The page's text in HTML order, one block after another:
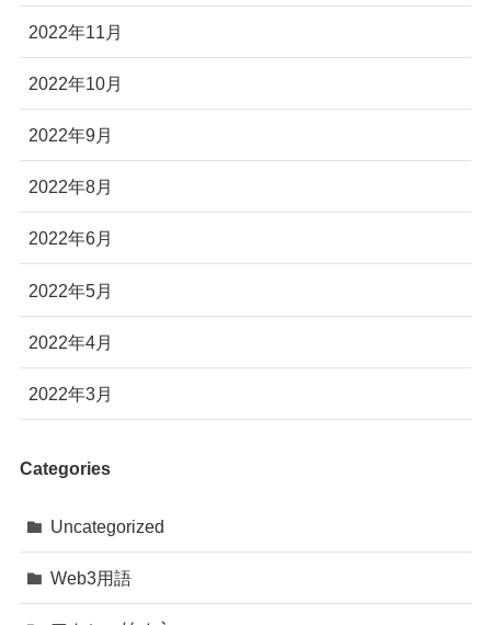
2022年11月
2022年10月
2022年9月
2022年8月
2022年6月
2022年5月
2022年4月
2022年3月
Categories
Uncategorized
Web3用語